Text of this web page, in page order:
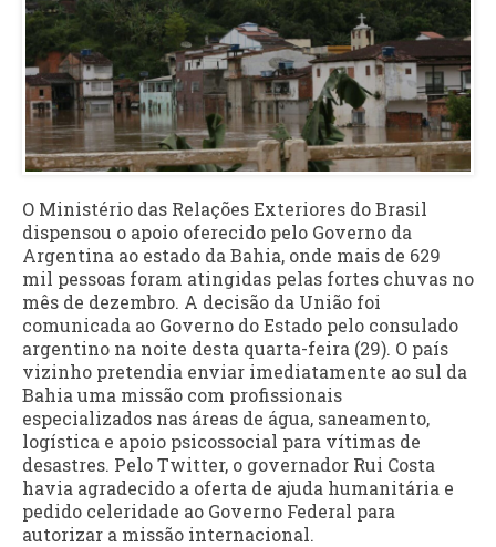
O Ministério das Relações Exteriores do Brasil
dispensou o apoio oferecido pelo Governo da
Argentina ao estado da Bahia, onde mais de 629
mil pessoas foram atingidas pelas fortes chuvas no
mês de dezembro. A decisão da União foi
comunicada ao Governo do Estado pelo consulado
argentino na noite desta quarta-feira (29). O país
vizinho pretendia enviar imediatamente ao sul da
Bahia uma missão com profissionais
especializados nas áreas de água, saneamento,
logística e apoio psicossocial para vítimas de
desastres. Pelo Twitter, o governador Rui Costa
havia agradecido a oferta de ajuda humanitária e
pedido celeridade ao Governo Federal para
autorizar a missão internacional.